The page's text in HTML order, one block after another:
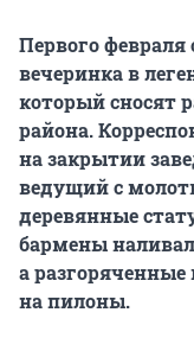
Первого февраля
вечеринка в
который сносят
района.
на закрытии
ведущий с
деревянные
бармены
а
на пилоны.